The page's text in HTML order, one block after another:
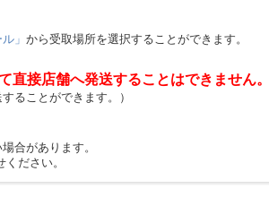
」 から受取場所を選択することができます。
接店舗へ発送することはできません。
ることができます。）
合があります。
ださい。